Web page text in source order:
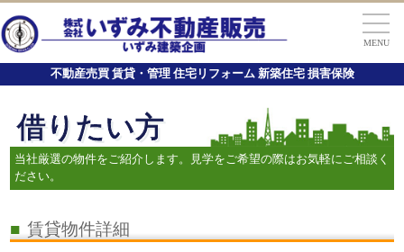
MENU
不動産売買 賃貸・管理 住宅リフォーム 新築住宅 損害保険
借りたい方
当社厳選の物件をご紹介します。見学をご希望の際はお気軽にご相談く
ださい。
■ 賃貸物件詳細